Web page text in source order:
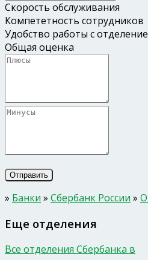
Скорость обслуживания
Компететность сотрудников
Удобство работы с
Общая оценка
» Банки » Сбербанк России »
Еще отделения
Все отделения Сбербанка в